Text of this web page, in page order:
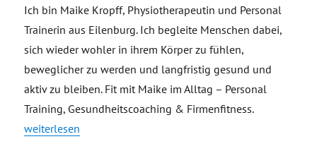
Ich bin Maike Kropff, Physiotherapeutin und Personal
Trainerin aus Eilenburg. Ich begleite Menschen dabei,
sich wieder wohler in ihrem Körper zu fühlen,
beweglicher zu werden und langfristig gesund und
aktiv zu bleiben. Fit mit Maike im Alltag – Personal
Training, Gesundheitscoaching & Firmenfitness.
„Fit mit Maike – Personal Training, Gesundheitscoaching &
weiterlesen